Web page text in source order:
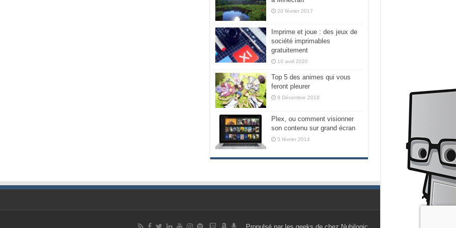
20 février 2017
Imprime et joue : des jeux de
société imprimables
gratuitement
10 avril 2020
Top 5 des animes qui vous
feront pleurer
8 Décembre 2018
Plex, ou comment visionner
son contenu sur grand écran
5 février 2014